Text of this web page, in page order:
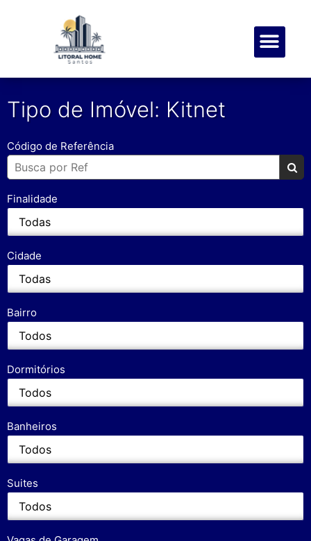
Tipo de Imóvel: Kitnet
Código de Referência
Finalidade
Cidade
Bairro
Dormitórios
Banheiros
Suites